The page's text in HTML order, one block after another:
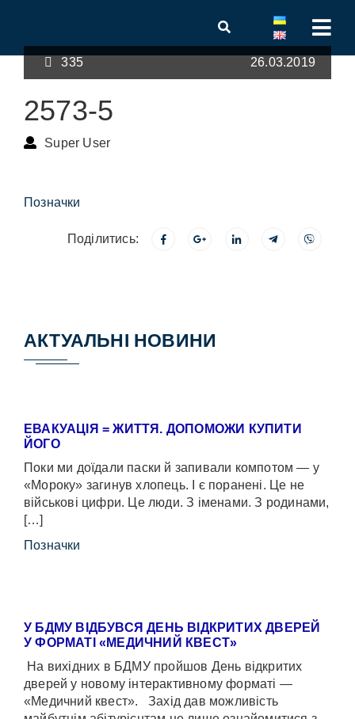
335 26.03.2019
2573-5
Super User
Позначки
Поділитись:
АКТУАЛЬНІ НОВИНИ
ЕВАКУАЦІЯ = ЖИТТЯ. ДОПОМОЖИ КУПИТИ
ЙОГО
Поки ми доїдали паски й запивали компотом — у
«Мороку» загинув хлопець. І є поранені. Це не
військові цифри. Це люди. З іменами. З родинами,
[…]
Позначки
У БДМУ ВІДБУВСЯ ДЕНЬ ВІДКРИТИХ ДВЕРЕЙ
У ФОРМАТІ «МЕДИЧНИЙ КВЕСТ»
На вихідних в БДМУ пройшов День відкритих
дверей у новому інтерактивному форматі —
«Медичний квест». Захід дав можливість